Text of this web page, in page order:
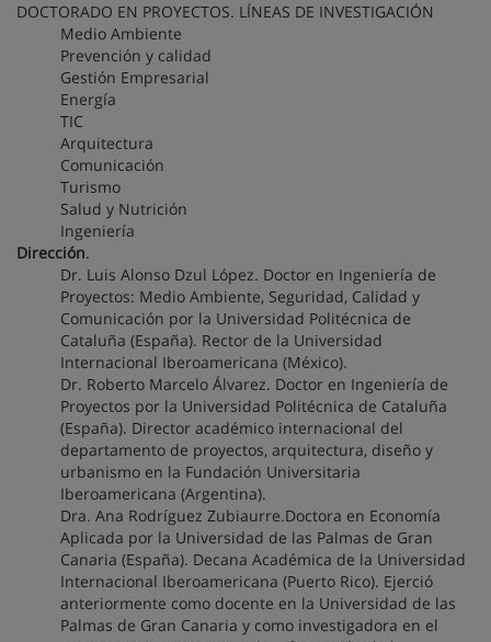
DOCTORADO EN PROYECTOS. LÍNEAS DE INVESTIGACIÓN
Medio Ambiente
Prevención y calidad
Gestión Empresarial
Energía
TIC
Arquitectura
Comunicación
Turismo
Salud y Nutrición
Ingeniería
Dirección.
Dr. Luis Alonso Dzul López. Doctor en Ingeniería de
Proyectos: Medio Ambiente, Seguridad, Calidad y
Comunicación por la Universidad Politécnica de
Cataluña (España). Rector de la Universidad
Internacional Iberoamericana (México).
Dr. Roberto Marcelo Álvarez. Doctor en Ingeniería de
Proyectos por la Universidad Politécnica de Cataluña
(España). Director académico internacional del
departamento de proyectos, arquitectura, diseño y
urbanismo en la Fundación Universitaria
Iberoamericana (Argentina).
Dra. Ana Rodríguez Zubiaurre.Doctora en Economía
Aplicada por la Universidad de las Palmas de Gran
Canaria (España). Decana Académica de la Universidad
Internacional Iberoamericana (Puerto Rico). Ejerció
anteriormente como docente en la Universidad de las
Palmas de Gran Canaria y como investigadora en el